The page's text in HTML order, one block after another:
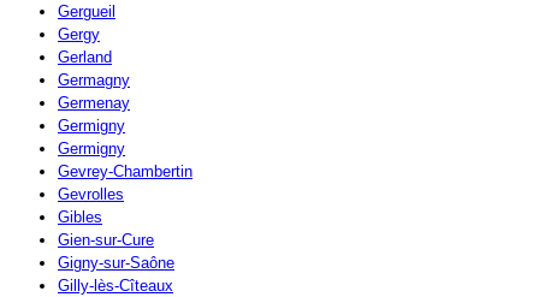
Gergueil
Gergy
Gerland
Germagny
Germenay
Germigny
Germigny
Gevrey-Chambertin
Gevrolles
Gibles
Gien-sur-Cure
Gigny-sur-Saône
Gilly-lès-Cîteaux